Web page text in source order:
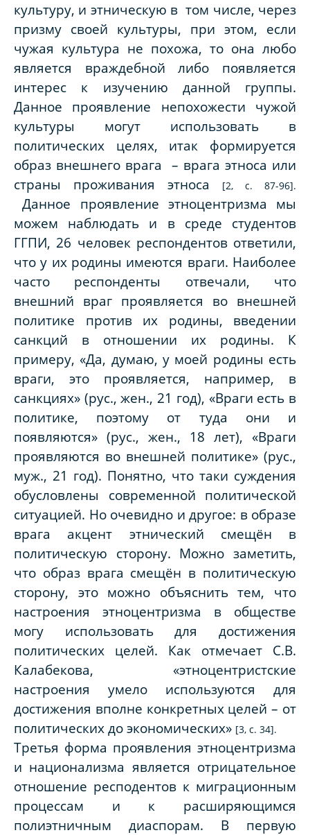
культуру, и этническую в том числе, через
призму своей культуры, при этом, если
чужая культура не похожа, то она любо
является враждебной либо появляется
интерес к изучению данной группы.
Данное проявление непохожести чужой
культуры могут использовать в
политических целях, итак формируется
образ внешнего врага – врага этноса или
страны проживания этноса
[2, с. 87-96].
Данное проявление этноцентризма мы
можем наблюдать и в среде студентов
ГГПИ, 26 человек респондентов ответили,
что у их родины имеются враги. Наиболее
часто респонденты отвечали, что
внешний враг проявляется во внешней
политике против их родины, введении
санкций в отношении их родины. К
примеру, «Да, думаю, у моей родины есть
враги, это проявляется, например, в
санкциях» (рус., жен., 21 год), «Враги есть в
политике, поэтому от туда они и
появляются» (рус., жен., 18 лет), «Враги
проявляются во внешней политике» (рус.,
муж., 21 год). Понятно, что таки суждения
обусловлены современной политической
ситуацией. Но очевидно и другое: в образе
врага акцент этнический смещён в
политическую сторону. Можно заметить,
что образ врага смещён в политическую
сторону, это можно объяснить тем, что
настроения этноцентризма в обществе
могу использовать для достижения
политических целей. Как отмечает С.В.
Калабекова, «этноцентристские
настроения умело используются для
достижения вполне конкретных целей – от
политических до экономических» [3, с. 34].
Третья форма проявления этноцентризма
и национализма является отрицательное
отношение респодентов к миграционным
процессам и к расширяющимся
полиэтничным диаспорам. В первую